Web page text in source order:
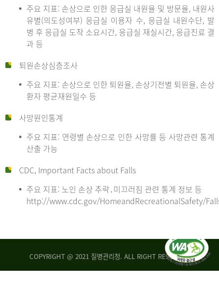
주요 지표: 손상으로 인한 응급실 내원율 및 방문율, 내원사
유별(의도성여부) 응급실 이용자 수, 응급실 내원수단, 발
병 후 응급실 도착 소요시간, 응급실 재실시간, 응급진료 결
과 등
퇴원손상심층조사
주요 지표: 손상으로 인한 퇴원율, 손상기전별 퇴원율, 손상
환자 평균재원일수 등
사망원인통계
주요 지표: 연령별 손상으로 인한 사망률 등 사망관련 통계
산출 가능
CDC, Important Facts about Falls
주요 지표: 노인 손상 추락․미끄러짐 관련 통계 정보 등
http://www.cdc.gov/HomeandRecreationalSafety/
COPYRIGHT @ 2021 질병관리청. ALL RIGHT RESERVED